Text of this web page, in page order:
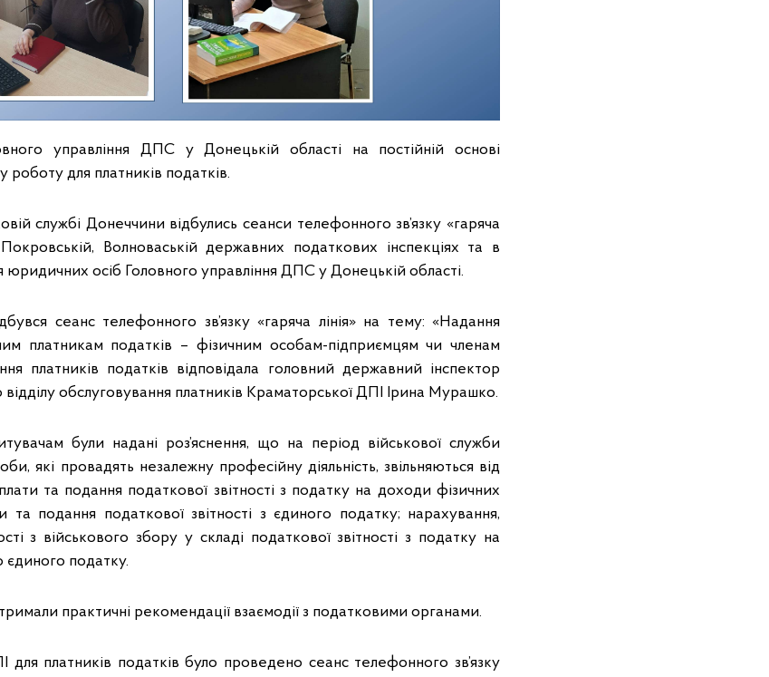
управління ДПС у Донецькій області на постійній основі
роботу для платників податків.
службі Донеччини відбулись сеанси телефонного зв’язку «гаряча
Волноваській державних податкових інспекціях та в
юридичних осіб Головного управління ДПС у Донецькій області.
сеанс телефонного зв’язку «гаряча лінія» на тему: «Надання
платникам податків – фізичним особам-підприємцям чи членам
платників податків відповідала головний державний інспектор
обслуговування платників Краматорської ДПІ Ірина Мурашко.
були надані роз’яснення, що на період військової служби
які провадять незалежну професійну діяльність, звільняються від
та подання податкової звітності з податку на доходи фізичних
та подання податкової звітності з єдиного податку; нарахування,
з військового збору у складі податкової звітності з податку на
єдиного податку.
практичні рекомендації взаємодії з податковими органами.
платників податків було проведено сеанс телефонного зв’язку